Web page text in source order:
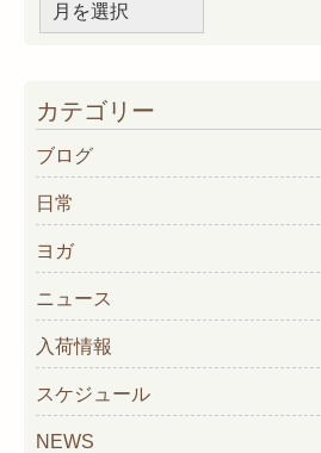
ー
ブ
カテゴリー
ブログ
日常
ヨガ
ニュース
入荷情報
スケジュール
NEWS